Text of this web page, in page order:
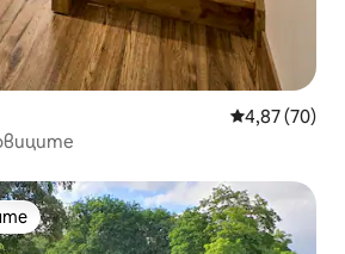
Средна
4,87 (70)
на гостите